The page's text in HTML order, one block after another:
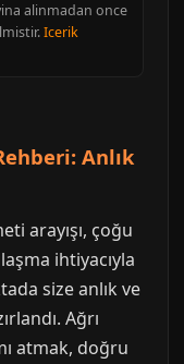
alinmadan once
Icerik
Anlık
arayışı, çoğu
ihtiyacıyla
size anlık ve
Ağrı
atmak, doğru